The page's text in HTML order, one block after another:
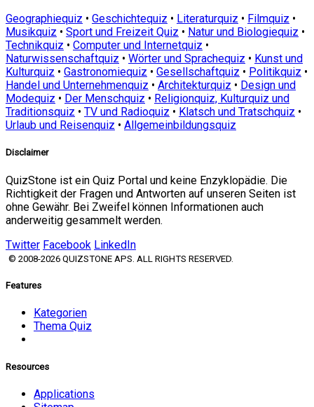
Geographiequiz • Geschichtequiz • Literaturquiz • Filmquiz •
Musikquiz • Sport und Freizeit Quiz • Natur und Biologiequiz •
Technikquiz • Computer und Internetquiz •
Naturwissenschaftquiz • Wörter und Sprachequiz • Kunst und
Kulturquiz • Gastronomiequiz • Gesellschaftquiz • Politikquiz •
Handel und Unternehmenquiz • Architekturquiz • Design und
Modequiz • Der Menschquiz • Religionquiz, Kulturquiz und
Traditionsquiz • TV und Radioquiz • Klatsch und Tratschquiz •
Urlaub und Reisenquiz • Allgemeinbildungsquiz
Disclaimer
QuizStone ist ein Quiz Portal und keine Enzyklopädie. Die
Richtigkeit der Fragen und Antworten auf unseren Seiten ist
ohne Gewähr. Bei Zweifel können Informationen auch
anderweitig gesammelt werden.
Twitter Facebook LinkedIn
© 2008-2026 QUIZSTONE APS. ALL RIGHTS RESERVED.
Features
Kategorien
Thema Quiz
Resources
Applications